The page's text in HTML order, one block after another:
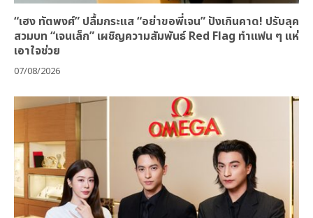
“เฮง ทัตพงศ์” ปลื้มกระแส “อย่าขอพี่เจน” ปังเกินคาด! ปรับลุค
สวมบท “เจนเล็ก” เผชิญความสัมพันธ์ Red Flag ทำแฟน ๆ แห่
เอาใจช่วย
07/08/2026